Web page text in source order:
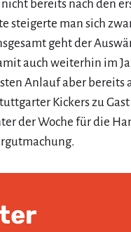
bereits nach den
steigerte man sich
geht der
auch weiterhin im
Anlauf aber bereits
Kickers zu
der Woche für die